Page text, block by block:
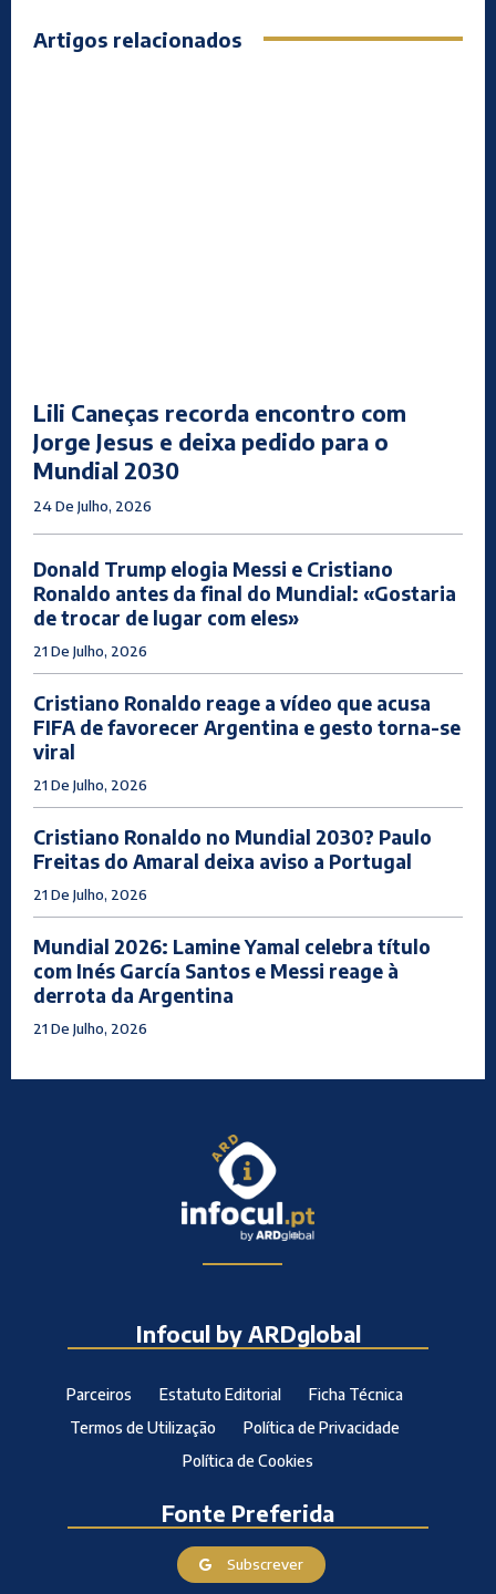
Artigos relacionados
Lili Caneças recorda encontro com
Jorge Jesus e deixa pedido para o
Mundial 2030
24 De Julho, 2026
Donald Trump elogia Messi e Cristiano
Ronaldo antes da final do Mundial: «Gostaria
de trocar de lugar com eles»
21 De Julho, 2026
Cristiano Ronaldo reage a vídeo que acusa
FIFA de favorecer Argentina e gesto torna-se
viral
21 De Julho, 2026
Cristiano Ronaldo no Mundial 2030? Paulo
Freitas do Amaral deixa aviso a Portugal
21 De Julho, 2026
Mundial 2026: Lamine Yamal celebra título
com Inés García Santos e Messi reage à
derrota da Argentina
21 De Julho, 2026
Infocul by ARDglobal
Parceiros Estatuto Editorial
Ficha Técnica
Termos de Utilização
Política de Privacidade
Política de Cookies
Fonte Preferida
Subscrever